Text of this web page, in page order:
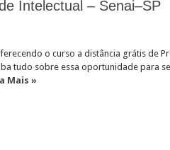
Intelectual – Senai–SP
o curso a distância grátis de
tudo sobre essa oportunidade para
Mais »